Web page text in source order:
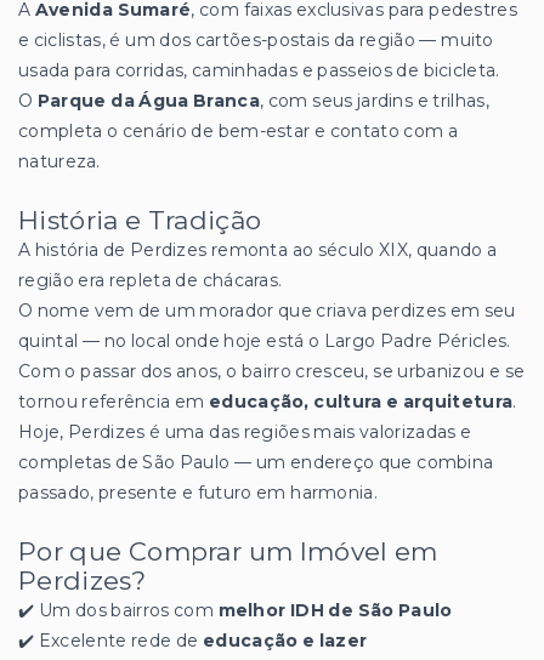
A Avenida Sumaré, com faixas exclusivas para pedestres
e ciclistas, é um dos cartões-postais da região — muito
usada para corridas, caminhadas e passeios de bicicleta.
O Parque da Água Branca, com seus jardins e trilhas,
completa o cenário de bem-estar e contato com a
natureza.
História e Tradição
A história de Perdizes remonta ao século XIX, quando a
região era repleta de chácaras.
O nome vem de um morador que criava perdizes em seu
quintal — no local onde hoje está o Largo Padre Péricles.
Com o passar dos anos, o bairro cresceu, se urbanizou e se
tornou referência em educação, cultura e arquitetura.
Hoje, Perdizes é uma das regiões mais valorizadas e
completas de São Paulo — um endereço que combina
passado, presente e futuro em harmonia.
Por que Comprar um Imóvel em
Perdizes?
✔️ Um dos bairros com melhor IDH de São Paulo
✔️ Excelente rede de educação e lazer